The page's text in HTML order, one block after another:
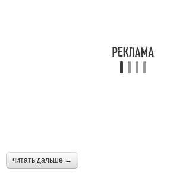
читать дальше →